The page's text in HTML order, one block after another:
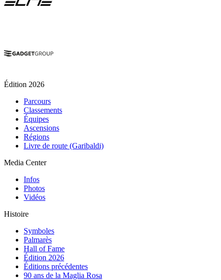
Édition 2026
Parcours
Classements
Équipes
Ascensions
Régions
Livre de route (Garibaldi)
Media Center
Infos
Photos
Vidéos
Histoire
Symboles
Palmarès
Hall of Fame
Édition 2026
Éditions précédentes
90 ans de la Maglia Rosa